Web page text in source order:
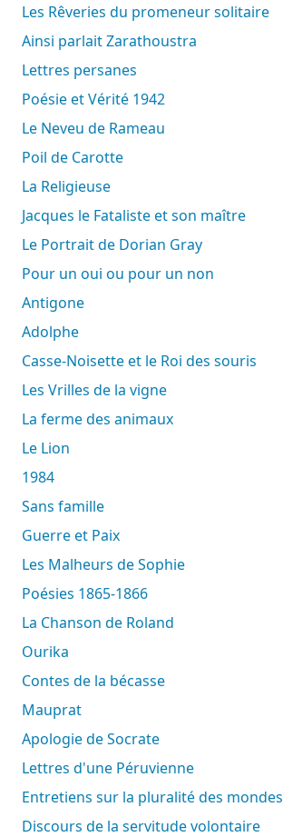
Les Rêveries du promeneur solitaire
Ainsi parlait Zarathoustra
Lettres persanes
Poésie et Vérité 1942
Le Neveu de Rameau
Poil de Carotte
La Religieuse
Jacques le Fataliste et son maître
Le Portrait de Dorian Gray
Pour un oui ou pour un non
Antigone
Adolphe
Casse-Noisette et le Roi des souris
Les Vrilles de la vigne
La ferme des animaux
Le Lion
1984
Sans famille
Guerre et Paix
Les Malheurs de Sophie
Poésies 1865-1866
La Chanson de Roland
Ourika
Contes de la bécasse
Mauprat
Apologie de Socrate
Lettres d'une Péruvienne
Entretiens sur la pluralité des mondes
Discours de la servitude volontaire